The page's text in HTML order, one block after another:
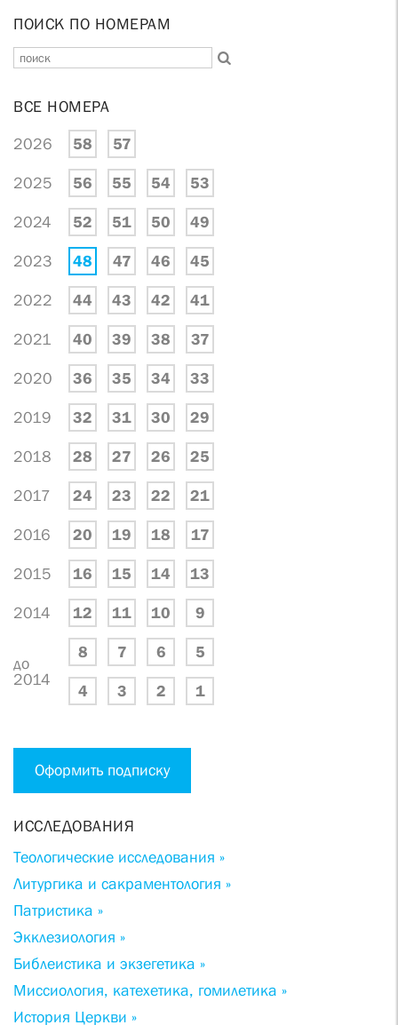
ПОИСК ПО НОМЕРАМ
ВСЕ НОМЕРА
2026 58 57
2025 56 55 54 53
2024 52 51 50 49
2023 48 47 46 45
2022 44 43 42 41
2021 40 39 38 37
2020 36 35 34 33
2019 32 31 30 29
2018 28 27 26 25
2017 24 23 22 21
2016 20 19 18 17
2015 16 15 14 13
2014 12 11 10 9
до
2014
8 7 6 5
4 3 2 1
Оформить подписку
ИССЛЕДОВАНИЯ
Теологические исследования »
Литургика и сакраментология »
Патристика »
Экклезиология »
Библеистика и экзегетика »
Миссиология, катехетика, гомилетика »
История Церкви »